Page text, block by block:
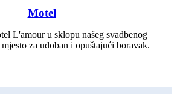
Motel
L'amour u sklopu našeg svadbenog
mjesto za udoban i opuštajući boravak.